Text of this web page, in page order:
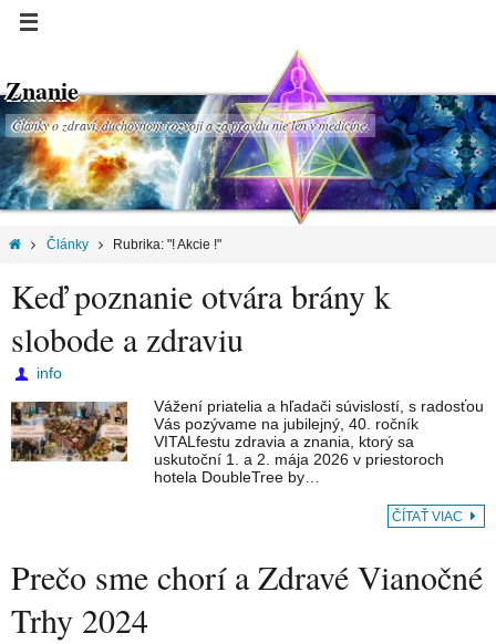
Znanie
Články o zdraví, duchovnom rozvoji a za pravdu nie len v medicíne.
Články Rubrika: "! Akcie !"
Keď poznanie otvára brány k
slobode a zdraviu
info
Vážení priatelia a hľadači súvislostí, s radosťou
Vás pozývame na jubilejný, 40. ročník
VITALfestu zdravia a znania, ktorý sa
uskutoční 1. a 2. mája 2026 v priestoroch
hotela DoubleTree by…
ČÍTAŤ VIAC
Prečo sme chorí a Zdravé Vianočné
Trhy 2024